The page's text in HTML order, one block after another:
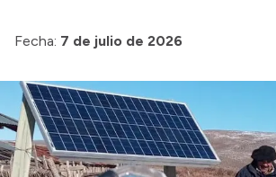
Fecha: 7 de julio de 2026